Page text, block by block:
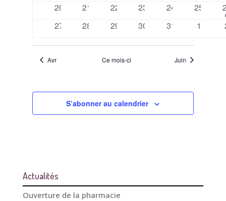
0
20
0
21
0
22
0
23
0
24
0
25
1
0
27
0
28
0
29
0
30
0
31
0
1
Avr Ce mois-ci Juin
S’abonner au calendrier
Actualités
Ouverture de la pharmacie